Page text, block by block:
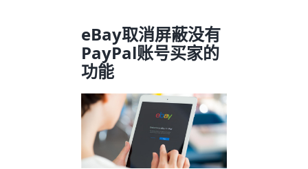
eBay取消屏蔽没有
PayPal账号买家的
功能